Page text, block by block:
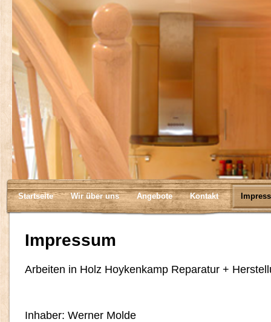
Startseite Wir über uns Angebote Kontakt
Impressum
Arbeiten in Holz Hoykenkamp Reparatur +
Inhaber: Werner Molde